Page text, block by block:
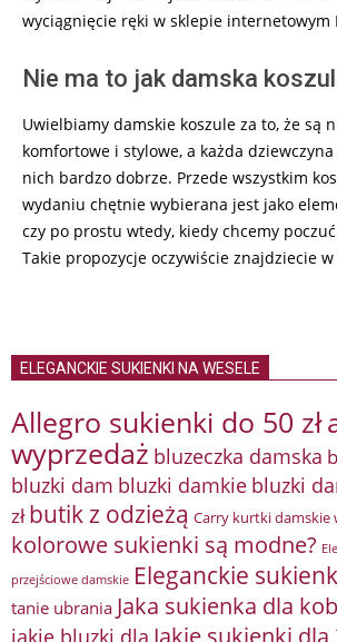
wyciągnięcie ręki w sklepie internetowym
Nie ma to jak damska
Uwielbiamy damskie koszule za to, że są
komfortowe i stylowe, a każda
nich bardzo dobrze. Przede wszystkim
wydaniu chętnie wybierana jest jako
czy po prostu wtedy, kiedy chcemy
Takie propozycje oczywiście znajdziecie
ELEGANCKIE SUKIENKI NA WESELE
Allegro sukienki do 50 zł
wyprzedaż bluzeczka damska
bluzki dam bluzki damkie bluzki
zł butik z odzieżą Carry kurtki damskie
kolorowe sukienki są modne?
przejściowe damskie Eleganckie
tanie ubrania Jaka sukienka dla
jakie bluzki dla Jakie sukienki dla